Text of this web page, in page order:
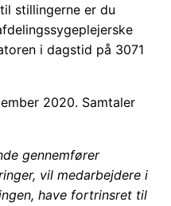
stillingerne er du
i dagstid på 3071
2020. Samtaler
gennemfører
vil medarbejdere i
have fortrinsret til